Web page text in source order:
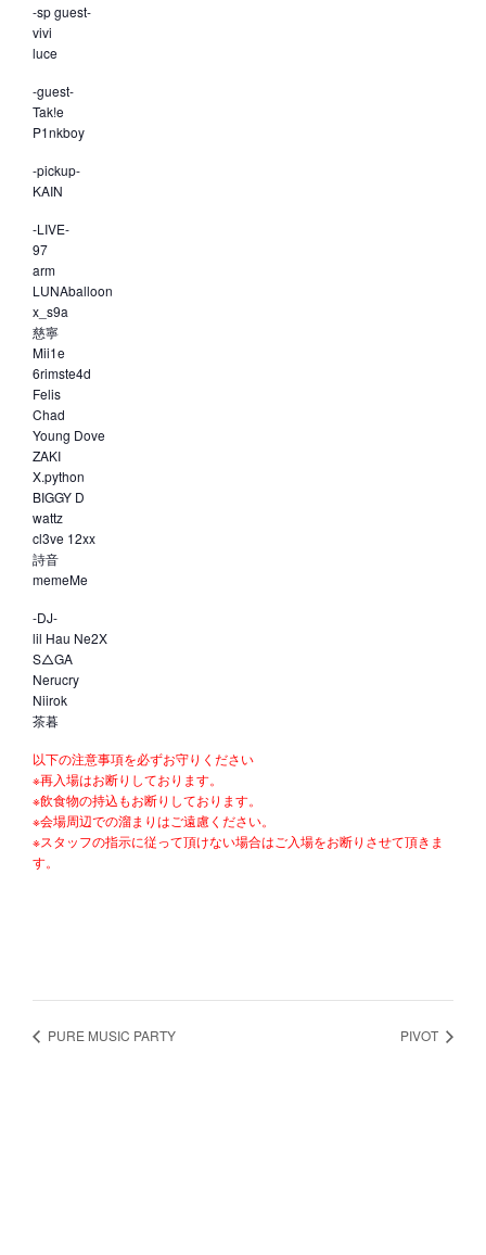
-sp guest-
vivi
luce
-guest-
Tak!e
P1nkboy
-pickup-
KAIN
-LIVE-
97
arm
LUNAballoon
x_s9a
慈寧
Mii1e
6rimste4d
Felis
Chad
Young Dove
ZAKI
X.python
BIGGY D
wattz
cl3ve 12xx
詩音
memeMe
-DJ-
lil Hau Ne2X
S△GA
Nerucry
Niirok
茶暮
以下の注意事項を必ずお守りください
※再入場はお断りしております。
※飲食物の持込もお断りしております。
※会場周辺での溜まりはご遠慮ください。
※スタッフの指示に従って頂けない場合はご入場をお断りさせて頂きま
す。
PURE MUSIC PARTY PIVOT